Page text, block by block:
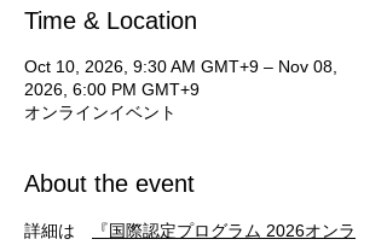
Time & Location
Oct 10, 2026, 9:30 AM GMT+9 – Nov 08,
2026, 6:00 PM GMT+9
オンラインイベント
About the event
詳細は
『国際認定プログラム 2026オンラ